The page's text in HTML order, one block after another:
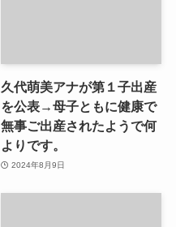
久代萌美アナが第１子出産
を公表→母子ともに健康で
無事ご出産されたようで何
よりです。
2024年8月9日